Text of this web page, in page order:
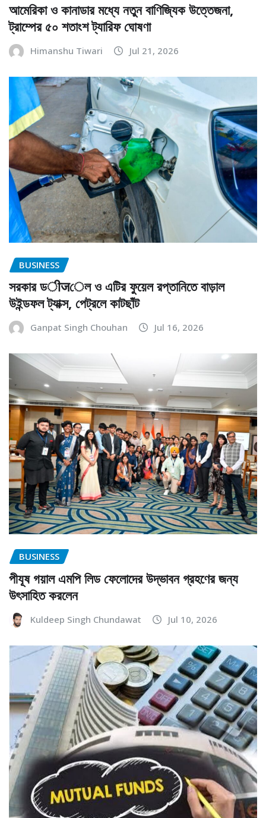
আমেরিকা ও কানাডার মধ্যে নতুন বাণিজ্যিক উত্তেজনা,
ট্রাম্পের ৫০ শতাংশ ট্যারিফ ঘোষণা
Himanshu Tiwari Jul 21, 2026
BUSINESS
সরকার ডीजেল ও এটির ফুয়েল রপ্তানিতে বাড়াল
উইন্ডফল ট্যাক্স, পেট্রলে কাটছাঁট
Ganpat Singh Chouhan Jul 16, 2026
BUSINESS
পীযূষ গয়াল এমপি লিড ফেলোদের উদ্ভাবন গ্রহণের জন্য
উৎসাহিত করলেন
Kuldeep Singh Chundawat Jul 10, 2026